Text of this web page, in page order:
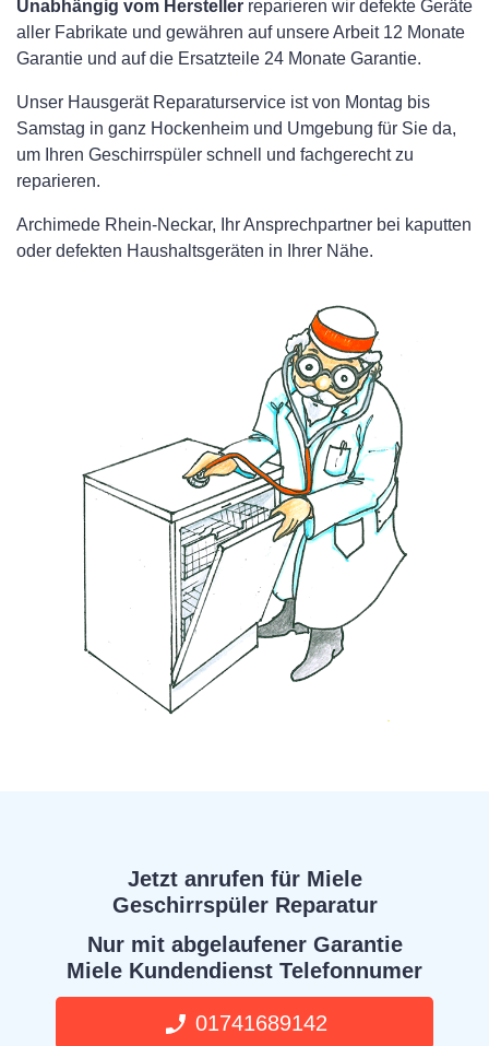
Unabhängig vom Hersteller reparieren wir defekte Geräte
aller Fabrikate und gewähren auf unsere Arbeit 12 Monate
Garantie und auf die Ersatzteile 24 Monate Garantie.
Unser Hausgerät Reparaturservice ist von Montag bis
Samstag in ganz Hockenheim und Umgebung für Sie da,
um Ihren Geschirrspüler schnell und fachgerecht zu
reparieren.
Archimede Rhein-Neckar, Ihr Ansprechpartner bei kaputten
oder defekten Haushaltsgeräten in Ihrer Nähe.
Jetzt anrufen für Miele
Geschirrspüler Reparatur
Nur mit abgelaufener Garantie
Miele Kundendienst Telefonnumer
01741689142